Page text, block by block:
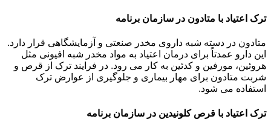
ترک اعتیاد با متادون در سازمان برنامه
متادون در دسته شبه داروی مخدر صنعتی و آزمایشگاهی قرار دارد.
این دارو عمدتاً برای درمان اعتیاد به مواد مخدر شبه افیونی مثل
هروئین، مورفین و کدئین به کار می رود. در فرایند ترک از قرص و
شربت متادون برای مهار بیماری و جلوگیری از عوارض ترک
استفاده می شود.
ترک اعتیاد با قرص کلونیدین در سازمان برنامه